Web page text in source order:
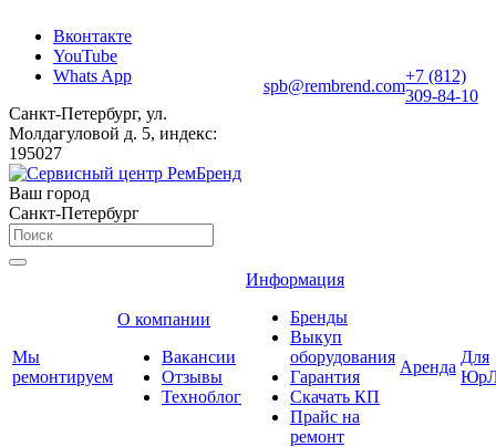
Вконтакте
YouTube
Whats App
Санкт-Петербург, ул.
Молдагуловой д. 5, индекс:
195027
spb@rembrend.com
+7 (812)
309-84-10
Ваш город
Санкт-Петербург
Мы
ремонтируем
О компании
Вакансии
Отзывы
Техноблог
Информация
Бренды
Выкуп
оборудования
Гарантия
Скачать КП
Прайс на
ремонт
Аренда
Для